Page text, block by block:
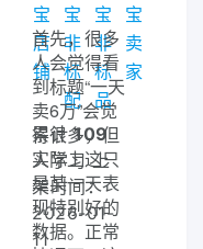
宝
店
铺
宝
非
标
配
宝
非
标
品
宝
卖
家
首先，很多
人会觉得看
到标题“一天
卖6万”会觉
得很多，但
实际上这只
是某一天表
现特别好的
数据。正常
累计 109
人学习 上
架时间：
2026-01-
11